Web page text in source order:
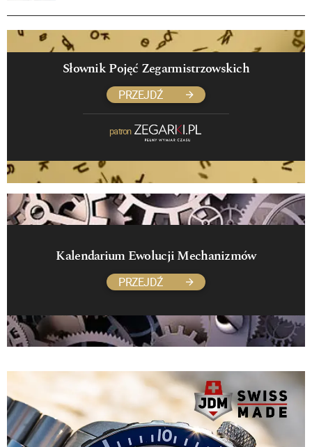
Słownik Pojęć Zegarmistrzowskich
PRZEJDŹ
patron
Kalendarium Ewolucji Mechanizmów
PRZEJDŹ